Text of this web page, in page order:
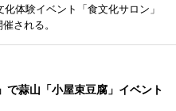
体験イベント「食文化サロン」
される。
で蒜山「小屋束豆腐」イベント